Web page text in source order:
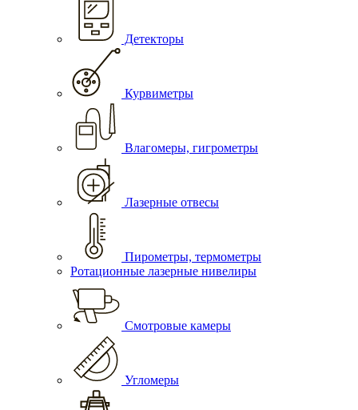
Детекторы
Курвиметры
Влагомеры, гигрометры
Лазерные отвесы
Пирометры, термометры
Ротационные лазерные нивелиры
Смотровые камеры
Угломеры